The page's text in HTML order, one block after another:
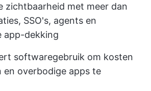
zichtbaarheid met meer dan
SSO's, agents en
app-dekking
softwaregebruik om kosten
en overbodige apps te